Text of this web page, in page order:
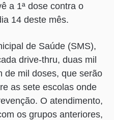
a 1ª dose contra o
14 deste mês.
de Saúde (SMS),
drive-thru, duas mil
de mil doses, que serão
as sete escolas onde
O atendimento,
os grupos anteriores,